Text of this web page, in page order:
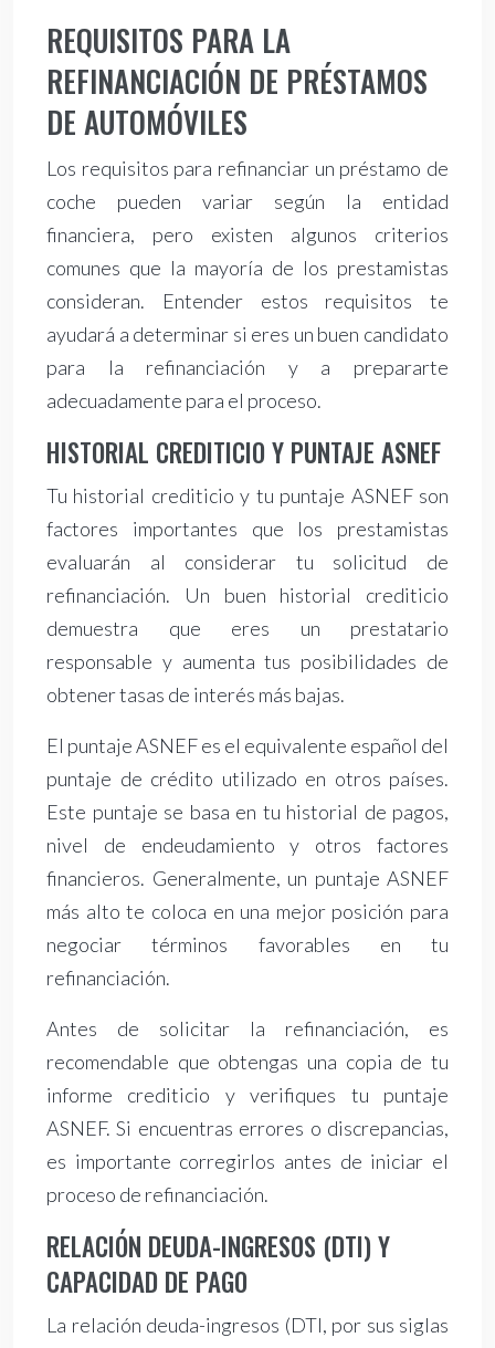
REQUISITOS PARA LA
REFINANCIACIÓN DE PRÉSTAMOS
DE AUTOMÓVILES
Los requisitos para refinanciar un préstamo de
coche pueden variar según la entidad
financiera, pero existen algunos criterios
comunes que la mayoría de los prestamistas
consideran. Entender estos requisitos te
ayudará a determinar si eres un buen candidato
para la refinanciación y a prepararte
adecuadamente para el proceso.
HISTORIAL CREDITICIO Y PUNTAJE ASNEF
Tu historial crediticio y tu puntaje ASNEF son
factores importantes que los prestamistas
evaluarán al considerar tu solicitud de
refinanciación. Un buen historial crediticio
demuestra que eres un prestatario
responsable y aumenta tus posibilidades de
obtener tasas de interés más bajas.
El puntaje ASNEF es el equivalente español del
puntaje de crédito utilizado en otros países.
Este puntaje se basa en tu historial de pagos,
nivel de endeudamiento y otros factores
financieros. Generalmente, un puntaje ASNEF
más alto te coloca en una mejor posición para
negociar términos favorables en tu
refinanciación.
Antes de solicitar la refinanciación, es
recomendable que obtengas una copia de tu
informe crediticio y verifiques tu puntaje
ASNEF. Si encuentras errores o discrepancias,
es importante corregirlos antes de iniciar el
proceso de refinanciación.
RELACIÓN DEUDA-INGRESOS (DTI) Y
CAPACIDAD DE PAGO
La relación deuda-ingresos (DTI, por sus siglas